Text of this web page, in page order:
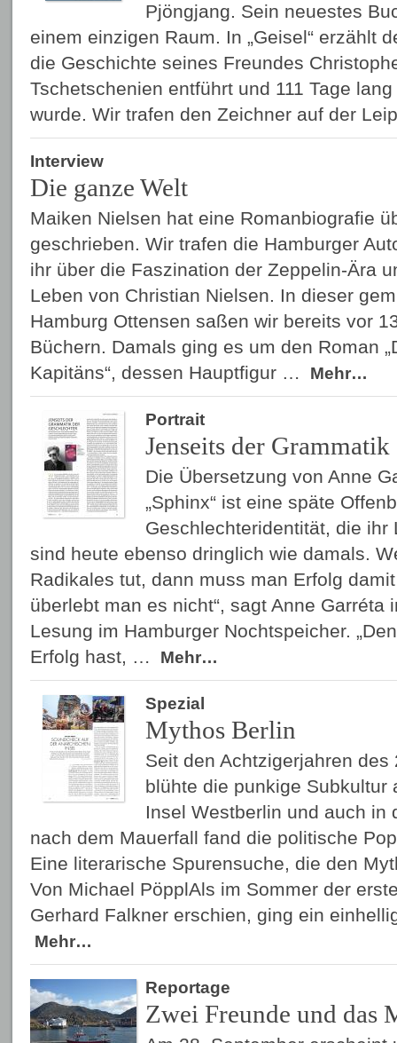
Pjöngjang. Sein neuestes
einem einzigen Raum. In „Geisel“ erzählt
die Geschichte seines Freundes
Tschetschenien entführt und 111 Tage
wurde. Wir trafen den Zeichner auf der
Interview
Die ganze Welt
Maiken Nielsen hat eine Romanbiografie
geschrieben. Wir trafen die Hamburger
ihr über die Faszination der Zeppelin-Ära
Leben von Christian Nielsen. In dieser
Hamburg Ottensen saßen wir bereits vor
Büchern. Damals ging es um den Roman
Kapitäns“, dessen Hauptfigur …
Mehr…
Portrait
Jenseits der
Die Übersetzung von Anne
„Sphinx“ ist eine späte
Geschlechteridentität, die ihr
sind heute ebenso dringlich wie damals.
Radikales tut, dann muss man Erfolg
überlebt man es nicht“, sagt Anne Garréta
Lesung im Hamburger Nochtspeicher.
Erfolg hast, …
Mehr…
Spezial
Mythos Berlin
Seit den Achtzigerjahren des
blühte die punkige Subkultur
Insel Westberlin und auch in
nach dem Mauerfall fand die politische
Eine literarische Spurensuche, die den
Von Michael PöpplAls im Sommer der
Gerhard Falkner erschien, ging ein
Mehr…
Reportage
Zwei Freunde und das